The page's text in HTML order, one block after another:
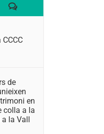
Comentaris
de
en
colla a la
a la Vall